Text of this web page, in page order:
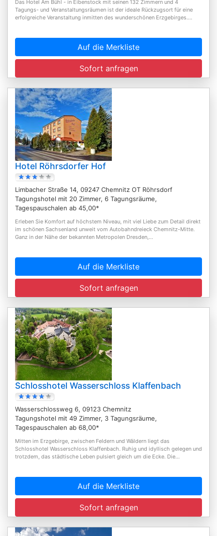
Das Hotel Am Bühl - in Eibenstock mit seinen 132 Zimmern und 4
Tagungs- und Veranstaltungsräumen ist der ideale Rückzugsort für eine
erfolgreiche Veranstaltung inmitten des wunderschönen Erzgebirges....
Auf die Merkliste
Sofort anfragen
Hotel Röhrsdorfer Hof
Limbacher Straße 14, 09247 Chemnitz OT Röhrsdorf
Tagungshotel mit 20 Zimmer, 6 Tagungsräume,
Tagespauschalen ab 45,00*
Erleben Sie Komfort auf höchstem Niveau, mit viel Liebe zum Detail direkt
im schönen Sachsenland unweit vom Autobahndreieck Chemnitz-Mitte.
Ganz in der Nähe der bekannten Metropolen Dresden,...
Auf die Merkliste
Sofort anfragen
Schlosshotel Wasserschloss Klaffenbach
Wasserschlossweg 6, 09123 Chemnitz
Tagungshotel mit 49 Zimmer, 3 Tagungsräume,
Tagespauschalen ab 68,00*
Mitten im Erzgebirge, zwischen Feldern und Wäldern liegt das
Schlosshotel Wasserschloss Klaffenbach. Ruhig und idyllisch gelegen und
trotzdem, das städtische Leben pulsiert gleich um die Ecke. Die...
Auf die Merkliste
Sofort anfragen